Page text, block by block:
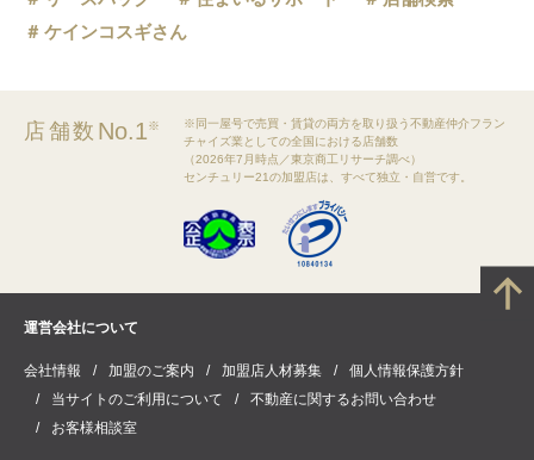
ケインコスギさん
店舗数 No.1※
※同一屋号で売買・賃貸の両方を取り扱う不動産仲介フラン
チャイズ業としての全国における店舗数
（2026年7月時点／東京商工リサーチ調べ）
センチュリー21の加盟店は、すべて独立・自営です。
運営会社について
会社情報 加盟のご案内 加盟店人材募集
個人情報保護方針
当サイトのご利用について
不動産に関するお問い合わせ
お客様相談室